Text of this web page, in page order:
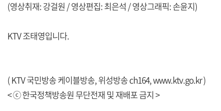
(영상취재: 강걸원 / 영상편집: 최은석 / 영상그래픽: 손윤지)
KTV 조태영입니다.
( KTV 국민방송 케이블방송, 위성방송 ch164,www.ktv.go.kr)
< ⓒ 한국정책방송원 무단전재 및 재배포 금지 >